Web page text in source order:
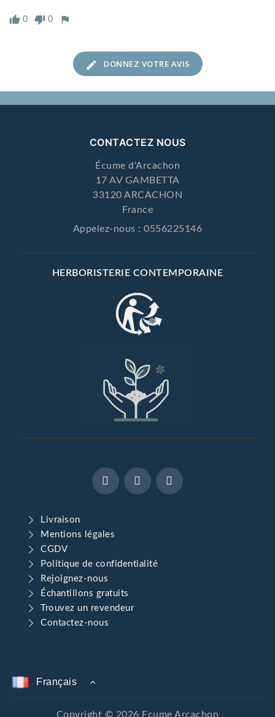
0 0
DONNEZ VOTRE AVIS
CONTACTEZ NOUS
Écume d'Arcachon
17 AV GAMBETTA
33120 ARCACHON
France
Appelez-nous :0556225146
HERBORISTERIE CONTEMPORAINE
Livraison
Mentions légales
CGDV
Politique de confidentialité
Rejoignez-nous
Échantillons gratuits
Trouvez un revendeur
Contactez-nous
Français
Copyright © 2026 Ecume Arcachon